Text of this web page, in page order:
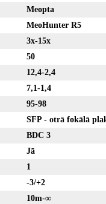
Meopta
MeoHunter R5
3x-15x
50
12,4-2,4
7,1-1,4
95-98
SFP - otrā fokālā
BDC 3
Jā
1
-3/+2
10m-∞